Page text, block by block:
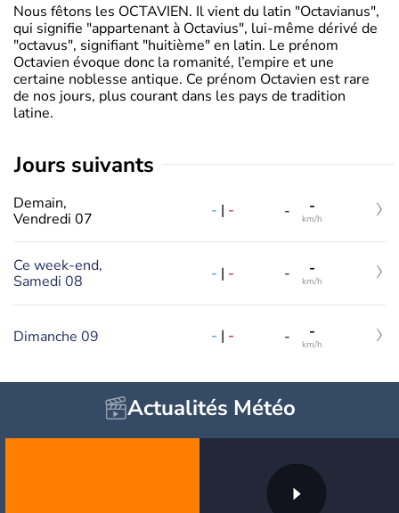
Nous fêtons les OCTAVIEN. Il vient du latin "Octavianus",
qui signifie "appartenant à Octavius", lui-même dérivé de
"octavus", signifiant "huitième" en latin. Le prénom
Octavien évoque donc la romanité, l’empire et une
certaine noblesse antique. Ce prénom Octavien est rare
de nos jours, plus courant dans les pays de tradition
latine.
jours suivants
Demain,
Vendredi 07
- | - - -
km/h
Ce week-end,
Samedi 08
- | - - -
km/h
Dimanche 09 - | - - -
km/h
Actualités Météo